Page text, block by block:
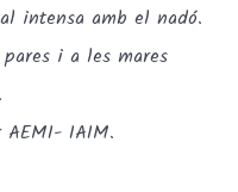
intensa amb el nadó.
i a les mares
IAIM.